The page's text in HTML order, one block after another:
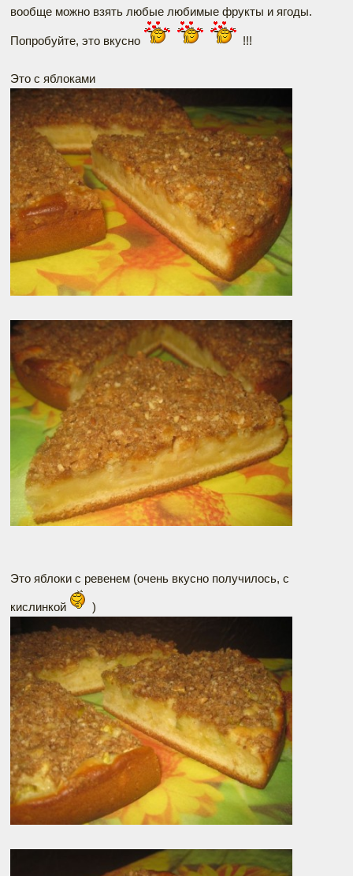
вообще можно взять любые любимые фрукты и ягоды.
Попробуйте, это вкусно !!!
Это с яблоками
Это яблоки с ревенем (очень вкусно получилось, с
кислинкой )